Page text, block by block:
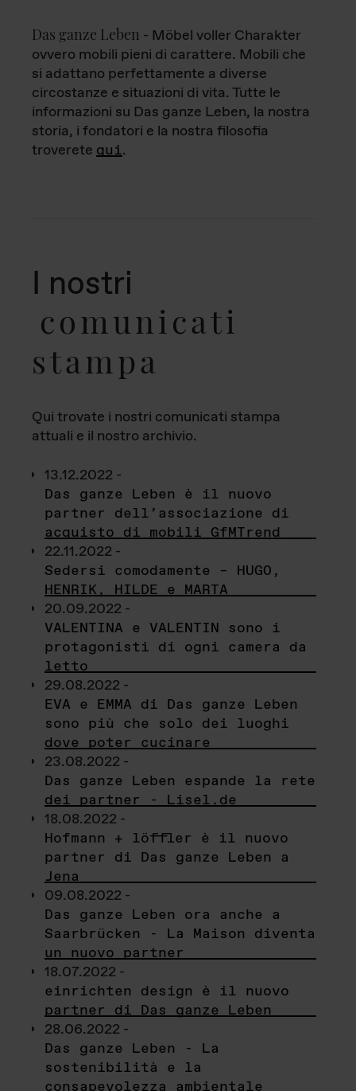
Das ganze Leben - Möbel voller Charakter
ovvero mobili pieni di carattere. Mobili che
si adattano perfettamente a diverse
circostanze e situazioni di vita. Tutte le
informazioni su Das ganze Leben, la nostra
storia, i fondatori e la nostra filosofia
troverete qui.
I nostri
comunicati
stampa
Qui trovate i nostri comunicati stampa
attuali e il nostro archivio.
13.12.2022 -
Das ganze Leben è il nuovo
partner dell’associazione di
acquisto di mobili GfMTrend
22.11.2022 -
Sedersi comodamente – HUGO,
HENRIK, HILDE e MARTA
20.09.2022 -
VALENTINA e VALENTIN sono i
protagonisti di ogni camera da
letto
29.08.2022 -
EVA e EMMA di Das ganze Leben
sono più che solo dei luoghi
dove poter cucinare
23.08.2022 -
Das ganze Leben espande la rete
dei partner - Lisel.de
18.08.2022 -
Hofmann + löffler è il nuovo
partner di Das ganze Leben a
Jena
09.08.2022 -
Das ganze Leben ora anche a
Saarbrücken - La Maison diventa
un nuovo partner
18.07.2022 -
einrichten design è il nuovo
partner di Das ganze Leben
28.06.2022 -
Das ganze Leben - La
sostenibilità e la
consapevolezza ambientale